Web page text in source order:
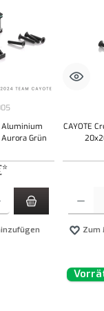
Aluminium
Grün
CAYOTE
Zum